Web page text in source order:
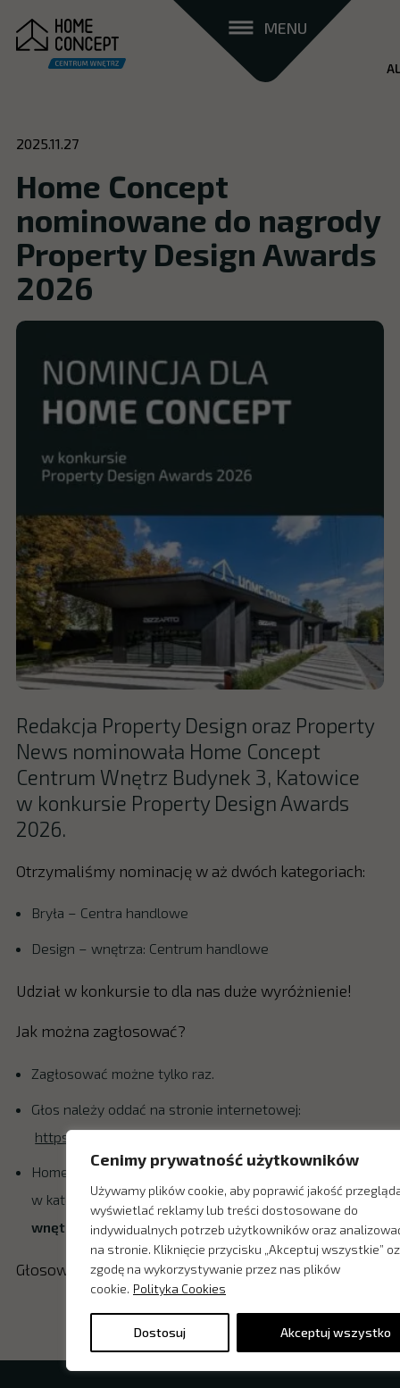
Cenimy prywatność użytkowników
Używamy plików cookie, aby poprawić jakość
wyświetlać reklamy lub treści dostosowane do
indywidualnych potrzeb użytkowników oraz
na stronie. Kliknięcie przycisku „Akceptuj wszystkie”
zgodę na wykorzystywanie przez nas plików
cookie. Polityka Cookies
Dostosuj Akceptuj wszystko
MENU
2025.11.27
Home Concept
nominowane do nagrody
Property Design Awards
2026
Redakcja Property Design oraz Property
News nominowała Home Concept
Centrum Wnętrz Budynek 3, Katowice
w konkursie Property Design Awards
2026.
Otrzymaliśmy nominację w aż dwóch kategoriach:
Bryła – Centra handlowe
Design – wnętrza: Centrum handlowe
Udział w konkursie to dla nas duże wyróżnienie!
Jak można zagłosować?
Zagłosować możne tylko raz.
Głos należy oddać na stronie internetowej:
https://www.propertydesign.pl/konkurs/
Home Concept bierze udział w głosowaniu
w kategoriiBryła – Centra handloweorazDesign –
wnętrza: Centrum handlowe.
Głosowanie trwa do 19 grudnia 2025r.